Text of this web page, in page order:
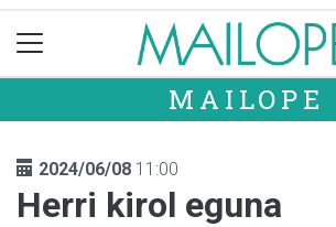
MAILOPE
2024/06/08 11:00
Herri kirol eguna